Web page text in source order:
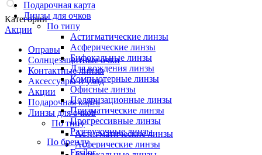
Категории
Акции
Оправы
Солнцезащитные очки
Контактные линзы
Аксессуары и уход
Акции
Подарочная карта
Линзы для очков
По типу
Астигматические линзы
Асферические линзы
Подарочная карта
Линзы для очков
По типу
Астигматические линзы
Асферические линзы
Бифокальные линзы
Для вождения линзы
Компьютерные линзы
Офисные линзы
Поляризационные линзы
Призматические линзы
Прогрессивные линзы
Разгрузочные линзы
По бренду
Essilor